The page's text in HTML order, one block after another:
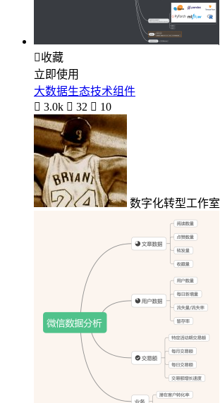
收藏
立即使用
大数据生态技术组件
 3.0k  32  10
数字化转型工作室